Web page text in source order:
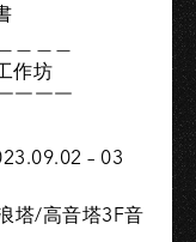
作坊
￣￣￣
– 03
塔/高音塔3F音